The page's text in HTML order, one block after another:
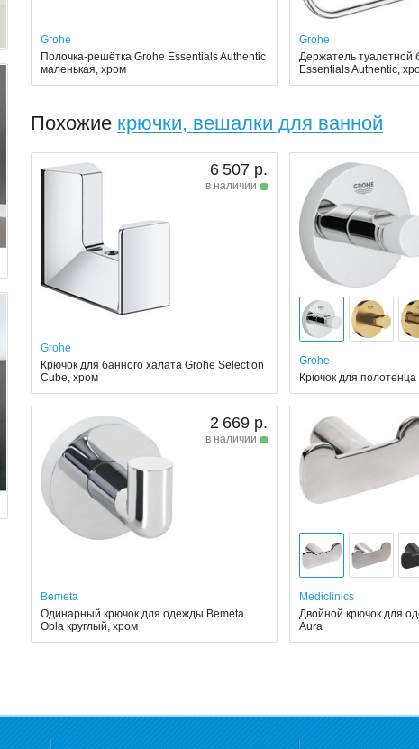
Grohe
Полочка-решётка Grohe Essentials Authentic
маленькая, хром
Grohe
Держатель туалетной
Essentials Authentic,
Похожие крючки, вешалки для ванной
6 507 р.
в наличии
Grohe
Крючок для банного халата Grohe Selection
Cube, хром
Grohe
Крючок для
2 669 р.
в наличии
Bemeta
Одинарный крючок для одежды Bemeta
Obla круглый, хром
Mediclinics
Двойной крючок для
Aura